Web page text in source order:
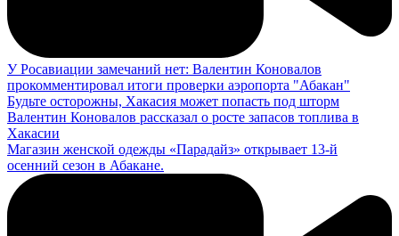
У Росавиации замечаний нет: Валентин Коновалов
прокомментировал итоги проверки аэропорта "Абакан"
Будьте осторожны, Хакасия может попасть под шторм
Валентин Коновалов рассказал о росте запасов топлива в
Хакасии
Магазин женской одежды «Парадайз» открывает 13-й
осенний сезон в Абакане.